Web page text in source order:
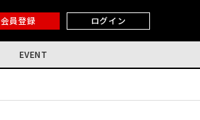
会員登録 ログイン
EVENT